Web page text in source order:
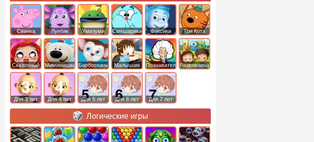
Свинка
Пеппа
Лунтик Умизуми Смешарики Фиксики Три Кота
Сказочный
патруль
Мимимишки Барбоскины Малышам ПознавательныеРазвивающие
Для 3 лет Для 4 лет Для 5 лет Для 6 лет Для 7 лет
Логические игры